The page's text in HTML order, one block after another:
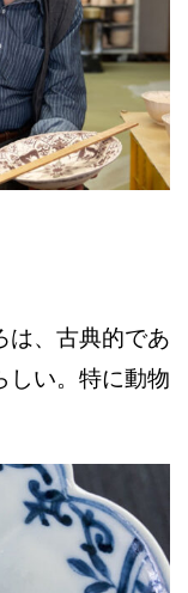
は、古典的であ
しい。特に動物